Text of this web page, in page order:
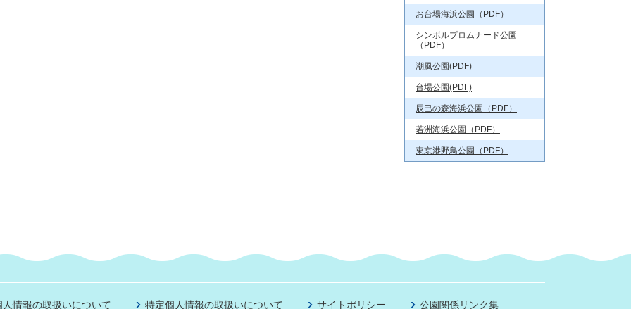
お台場海浜公園（PDF）
シンボルプロムナード公園
（PDF）
潮風公園(PDF)
台場公園(PDF)
辰巳の森海浜公園（PDF）
若洲海浜公園（PDF）
東京港野鳥公園（PDF）
人情報の取扱いについて 特定個人情報の取扱いについて サイトポリシー 公園関係リンク集